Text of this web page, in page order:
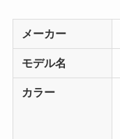
メーカー
モデル名
カラー